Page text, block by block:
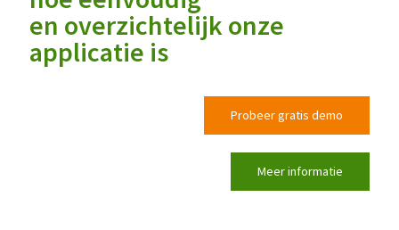
en overzichtelijk onze
applicatie is
Probeer gratis demo
Meer informatie